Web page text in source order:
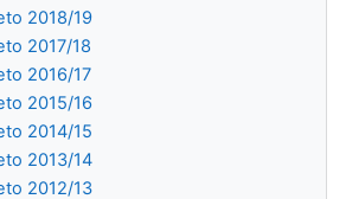
2018/19
2017/18
2016/17
2015/16
2014/15
2013/14
2012/13